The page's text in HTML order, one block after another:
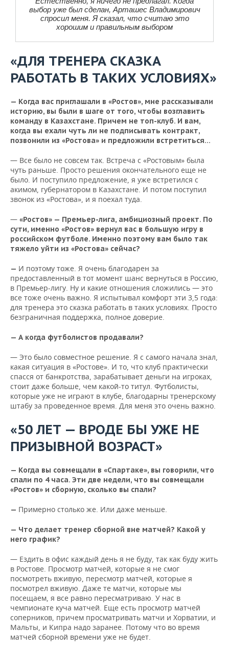
выбор уже был сделан, Арташес Владимирович
спросил меня. Я сказал, что считаю это
хорошим и правильным выбором
«ДЛЯ ТРЕНЕРА СКАЗКА
РАБОТАТЬ В ТАКИХ УСЛОВИЯХ»
— Когда вас приглашали в «Ростов», мне рассказывали
историю, вы были в шаге от того, чтобы возглавить
команду в Казахстане. Причем не топ-клуб. И вам,
когда вы ехали чуть ли не подписывать контракт,
позвонили из «Ростова» и предложили встретиться…
— Все было не совсем так. Встреча с «Ростовым» была
чуть раньше. Просто решения окончательного еще не
было. И поступило предложение, я уже встретился с
акимом, губернатором в Казахстане. И потом поступил
звонок из «Ростова», и я поехал туда.
— «Ростов» — Премьер-лига, амбициозный проект. По
сути, именно «Ростов» вернул вас в большую игру в
российском футболе. Именно поэтому вам было так
тяжело уйти из «Ростова» сейчас?
— И поэтому тоже. Я очень благодарен за
предоставленный в тот момент шанс вернуться в Россию,
в Премьер-лигу. Ну и какие отношения сложились — это
все тоже очень важно. Я испытывал комфорт эти 3,5 года:
для тренера это сказка работать в таких условиях. Просто
безграничная поддержка, полное доверие.
— А когда футболистов продавали?
— Это было совместное решение. Я с самого начала знал,
какая ситуация в «Ростове». И то, что клуб практически
спасся от банкротства, зарабатывает деньги на игроках,
стоит даже больше, чем какой-то титул. Футболисты,
которые уже не играют в клубе, благодарны тренерскому
штабу за проведенное время. Для меня это очень важно.
«50 ЛЕТ — ВРОДЕ БЫ УЖЕ НЕ
ПРИЗЫВНОЙ ВОЗРАСТ»
— Когда вы совмещали в «Спартаке», вы говорили, что
спали по 4 часа. Эти две недели, что вы совмещали
«Ростов» и сборную, сколько вы спали?
— Примерно столько же. Или даже меньше.
— Что делает тренер сборной вне матчей? Какой у
него график?
— Ездить в офис каждый день я не буду, так как буду жить
в Ростове. Просмотр матчей, которые я не смог
посмотреть вживую, пересмотр матчей, которые я
посмотрел вживую. Даже те матчи, которые мы
посещаем, я все равно пересматриваю. У нас в
чемпионате куча матчей. Еще есть просмотр матчей
соперников, причем просматривать матчи и Хорватии, и
Мальты, и Кипра надо заранее. Потому что во время
матчей сборной времени уже не будет.